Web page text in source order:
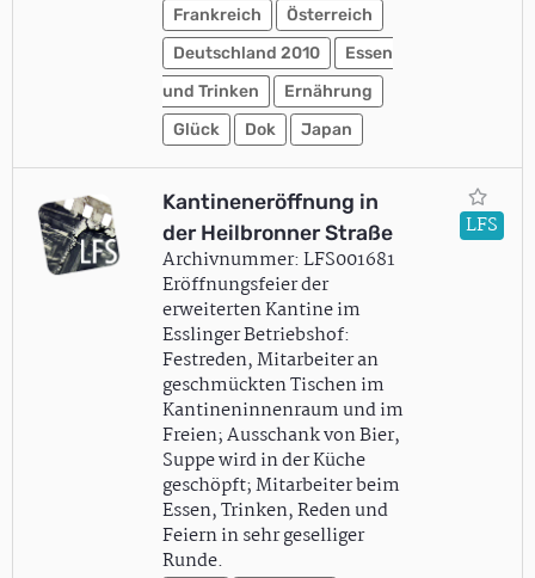
Frankreich
Österreich
Deutschland 2010
Essen
und Trinken
Ernährung
Glück
Dok Japan
Kantineneröffnung in
der Heilbronner Straße
Archivnummer: LFS001681
Eröffnungsfeier der
erweiterten Kantine im
Esslinger Betriebshof:
Festreden, Mitarbeiter an
geschmückten Tischen im
Kantineninnenraum und im
Freien; Ausschank von Bier,
Suppe wird in der Küche
geschöpft; Mitarbeiter beim
Essen, Trinken, Reden und
Feiern in sehr geselliger
Runde.
LFS